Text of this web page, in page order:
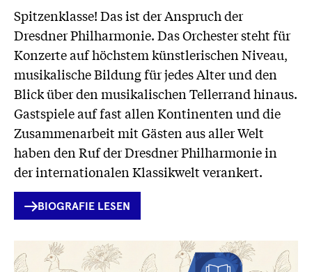
Spitzenklasse! Das ist der Anspruch der
Dresdner Philharmonie. Das Orchester steht für
Konzerte auf höchstem künstlerischen Niveau,
musikalische Bildung für jedes Alter und den
Blick über den musikalischen Tellerrand hinaus.
Gastspiele auf fast allen Kontinenten und die
Zusammenarbeit mit Gästen aus aller Welt
haben den Ruf der Dresdner Philharmonie in
der internationalen Klassikwelt verankert.
INTERNER
LINK
BIOGRAFIE LESEN